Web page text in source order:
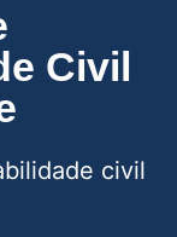
Civil
civil